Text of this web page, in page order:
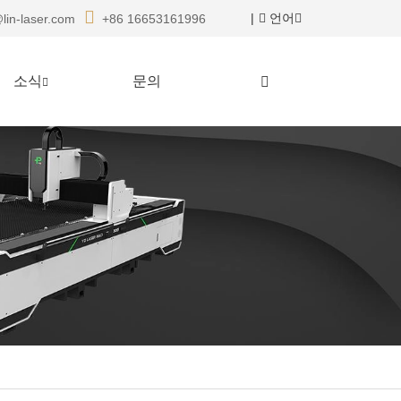
laser.com +86 16653161996 | 언어
소식 문의